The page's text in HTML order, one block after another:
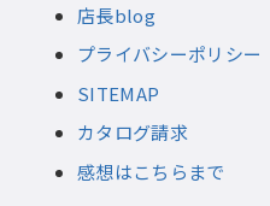
店長blog
プライバシーポリシー
SITEMAP
カタログ請求
感想はこちらまで